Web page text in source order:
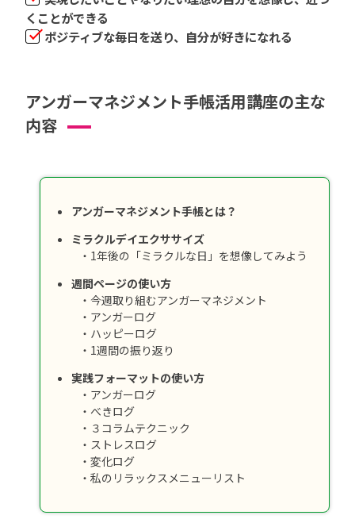
くことができる
ポジティブな毎日を送り、自分が好きになれる
アンガーマネジメント手帳活用講座の主な
内容
アンガーマネジメント手帳とは？
ミラクルデイエクササイズ
・1年後の「ミラクルな日」を想像してみよう
週間ページの使い方
・今週取り組むアンガーマネジメント
・アンガーログ
・ハッピーログ
・1週間の振り返り
実践フォーマットの使い方
・アンガーログ
・べきログ
・３コラムテクニック
・ストレスログ
・変化ログ
・私のリラックスメニューリスト